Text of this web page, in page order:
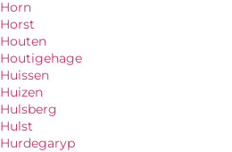
Horn
Horst
Houten
Houtigehage
Huissen
Huizen
Hulsberg
Hulst
Hurdegaryp